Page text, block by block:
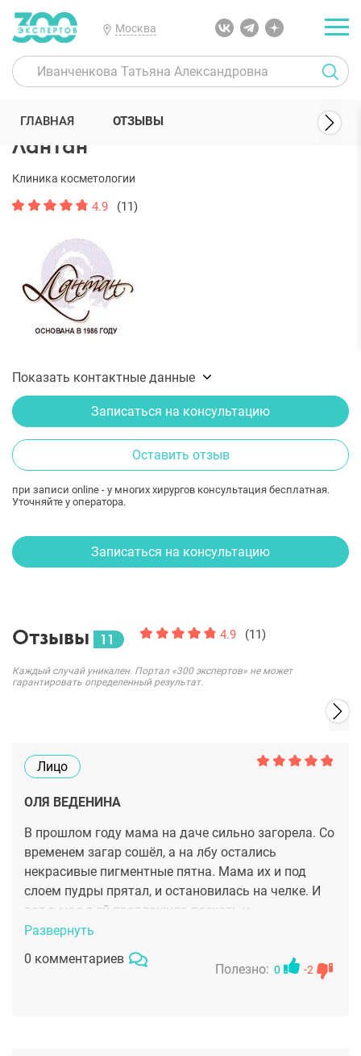
Москва
300 Экспертов Клиники
Лантан
Клиника косметологии
4.9 (11)
Показать контактные данные
Записаться на консультацию
Оставить отзыв
при записи online - у многих хирургов консультация бесплатная.
Уточняйте у оператора.
ГЛАВНАЯ ОТЗЫВЫ
Записаться на консультацию
Отзывы 11 4.9 (11)
Каждый случай уникален. Портал «300 экспертов» не может
гарантировать определенный результат.
Лицо
ОЛЯ ВЕДЕНИНА
В прошлом году мама на даче сильно загорела. Со
временем загар сошёл, а на лбу остались
некрасивые пигментные пятна. Мама их и под
слоем пудры прятал, и остановилась на челке. И
вот в мае я ей предложила поехать к
специалистам, чтобы избавиться от пятен. Врач
назначила лазерный термолиз. Все отлично!
Теперь моя мама снова красавица и делает
Развернуть
0 комментариев
Полезно: 0 -2